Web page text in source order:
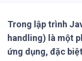
Trong lập trình
handling) là một
ứng dụng, đặc